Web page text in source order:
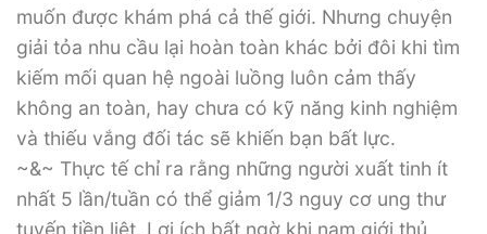
muốn được khám phá cả thế giới. Nhưng chuyện
giải tỏa nhu cầu lại hoàn toàn khác bởi đôi khi tìm
kiếm mối quan hệ ngoài luồng luôn cảm thấy
không an toàn, hay chưa có kỹ năng kinh nghiệm
và thiếu vắng đối tác sẽ khiến bạn bất lực.
~&~ Thực tế chỉ ra rằng những người xuất tinh ít
nhất 5 lần/tuần có thể giảm 1/3 nguy cơ ung thư
tuyến tiền liệt. Lợi ích bất ngờ khi nam giới thủ